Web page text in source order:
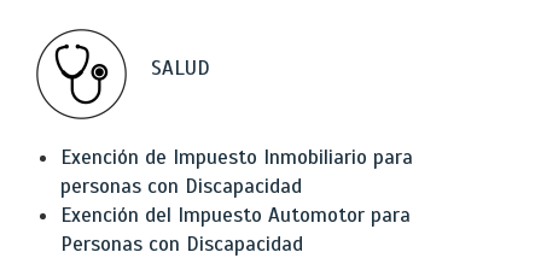
SALUD
Exención de Impuesto Inmobiliario para
personas con Discapacidad
Exención del Impuesto Automotor para
Personas con Discapacidad